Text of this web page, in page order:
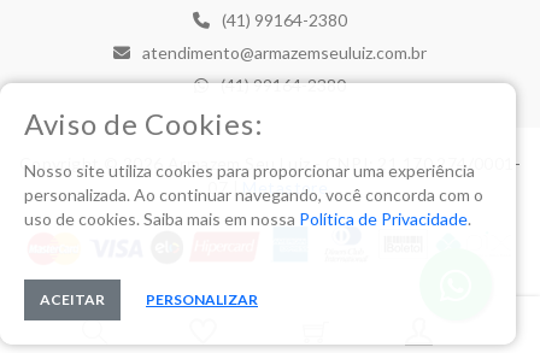
(41) 99164-2380
atendimento@armazemseuluiz.com.br
(41) 99164-2380
Copyright © 2026 Armazem Seu Luiz - CNPJ: 21.170.274/0001-
07 |Metastore.
Aviso de Cookies:
Nosso site utiliza cookies para proporcionar uma experiência
personalizada. Ao continuar navegando, você concorda com o
uso de cookies. Saiba mais em nossa Política de Privacidade.
ACEITAR PERSONALIZAR